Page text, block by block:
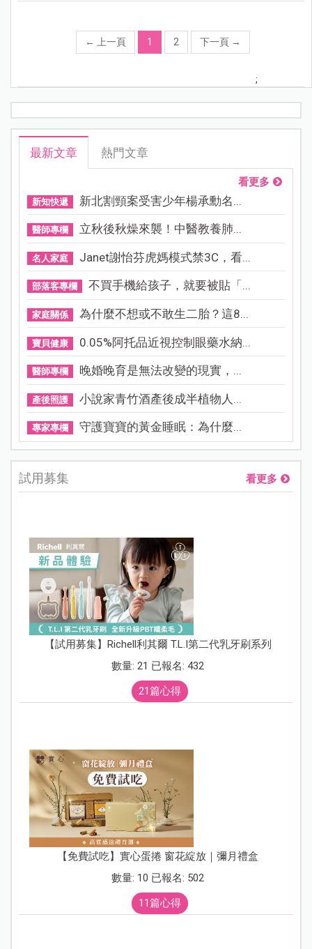
← 上一頁 1 2 下一頁 →
;
最新文章 熱門文章
看更多
新知快遞 新北割頸案受害少年楊承勳名...
醫師專欄 立秋後秋燥來襲！中醫教養肺...
名人家庭 Janet謝怡芬虎媽模式禁3C，看...
部落客專欄 不買手機給孩子，就要被貼「...
家庭關係 為什麼不想或不敢生二胎？這8...
寶貝健康 0.05%阿托品近視控制眼藥水納...
醫師專欄 晚婚晚育是無法改變的現實，...
產後照護 小說家青竹酒產後成半植物人...
專家專欄 守護寶寶的黃金睡眠：為什麼...
試用募集 看更多
【試用募集】Richell利其爾 T.L.I第二代乳牙刷系列
數量: 21 已報名: 432
21篇心得
【免費試吃】實心蛋捲 窗花綻放｜彌月禮盒
數量: 10 已報名: 502
11篇心得